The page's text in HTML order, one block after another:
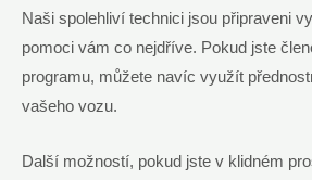
Naši spolehliví technici jsou připraveni
pomoci vám co nejdříve. Pokud jste
programu, můžete navíc využít
vašeho vozu.
Další možností, pokud jste v klidném